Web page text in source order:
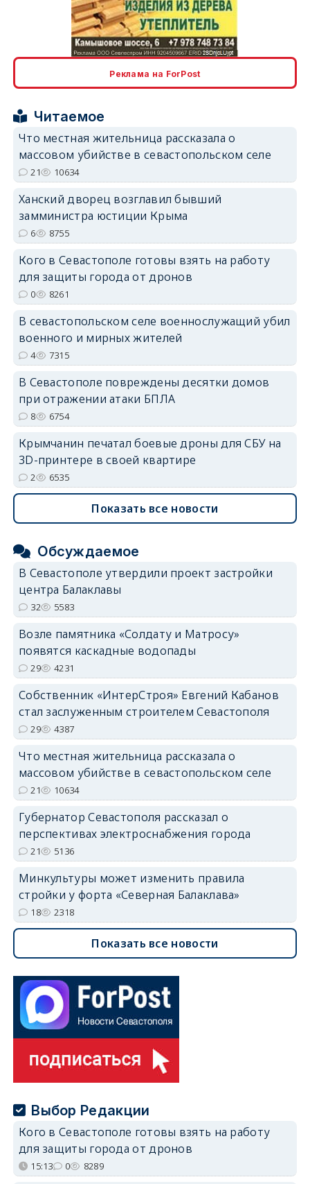
erid: 2SDnjcLUypt
erid: 2SDnjcrDNw6
erid: 2SDnjdPjgYS
Реклама на ForPost
Читаемое
Что местная жительница рассказала о
массовом убийстве в севастопольском селе
21 10634
Ханский дворец возглавил бывший
замминистра юстиции Крыма
6 8755
Кого в Севастополе готовы взять на работу
для защиты города от дронов
0 8261
В севастопольском селе военнослужащий убил
военного и мирных жителей
4 7315
В Севастополе повреждены десятки домов
при отражении атаки БПЛА
8 6754
Крымчанин печатал боевые дроны для СБУ на
3D-принтере в своей квартире
2 6535
Показать все новости
Обсуждаемое
В Севастополе утвердили проект застройки
центра Балаклавы
32 5583
Возле памятника «Солдату и Матросу»
появятся каскадные водопады
29 4231
Собственник «ИнтерСтроя» Евгений Кабанов
стал заслуженным строителем Севастополя
29 4387
Что местная жительница рассказала о
массовом убийстве в севастопольском селе
21 10634
Губернатор Севастополя рассказал о
перспективах электроснабжения города
21 5136
Минкультуры может изменить правила
стройки у форта «Северная Балаклава»
18 2318
Показать все новости
Выбор Редакции
Кого в Севастополе готовы взять на работу
для защиты города от дронов
15:13 0 8289